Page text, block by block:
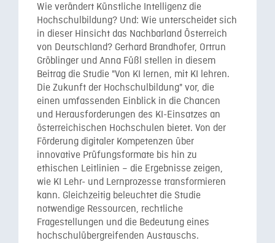
Wie verändert Künstliche Intelligenz die
Hochschulbildung? Und: Wie unterscheidet sich
in dieser Hinsicht das Nachbarland Österreich
von Deutschland? Gerhard Brandhofer, Ortrun
Gröblinger und Anna Füßl stellen in diesem
Beitrag die Studie "Von KI lernen, mit KI lehren.
Die Zukunft der Hochschulbildung" vor, die
einen umfassenden Einblick in die Chancen
und Herausforderungen des KI-Einsatzes an
österreichischen Hochschulen bietet. Von der
Förderung digitaler Kompetenzen über
innovative Prüfungsformate bis hin zu
ethischen Leitlinien – die Ergebnisse zeigen,
wie KI Lehr- und Lernprozesse transformieren
kann. Gleichzeitig beleuchtet die Studie
notwendige Ressourcen, rechtliche
Fragestellungen und die Bedeutung eines
hochschulübergreifenden Austauschs.